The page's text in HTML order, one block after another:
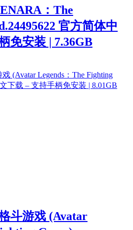
：The
官方简体中
免安装 | 7.36GB
斗游戏 (Avatar